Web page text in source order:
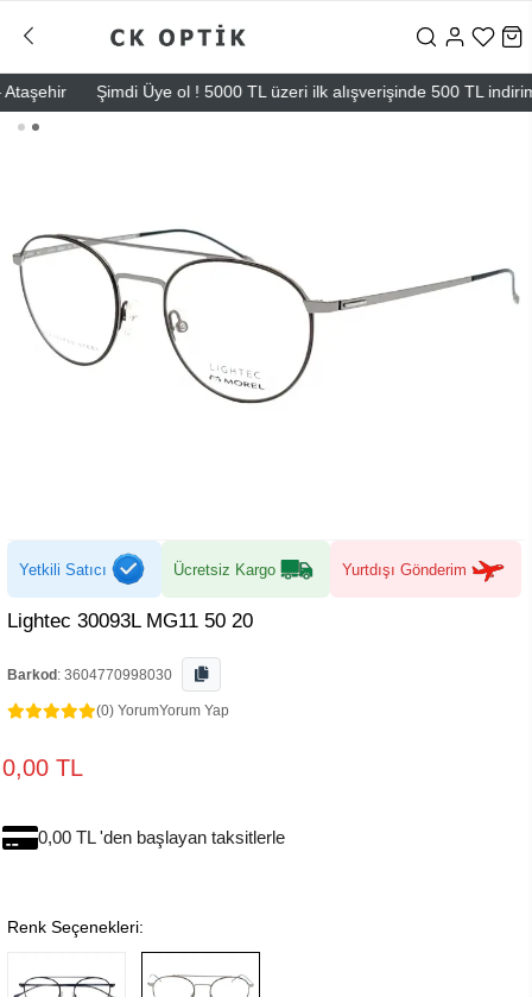
Şimdi Üye ol ! 5000 TL üzeri ilk alışverişinde 500 TL indirim
Yetkili Satıcı Ücretsiz Kargo Yurtdışı Gönderim
Lightec 30093L MG11 50 20
Barkod : 3604770998030
(0) YorumYorum Yap
0,00 TL
0,00 TL 'den başlayan taksitlerle
Renk Seçenekleri: